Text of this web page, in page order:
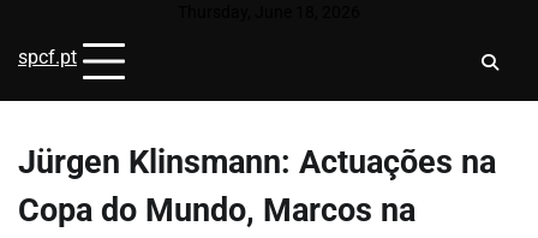
content
spcf.pt
Jürgen Klinsmann: Actuações na
Copa do Mundo, Marcos na